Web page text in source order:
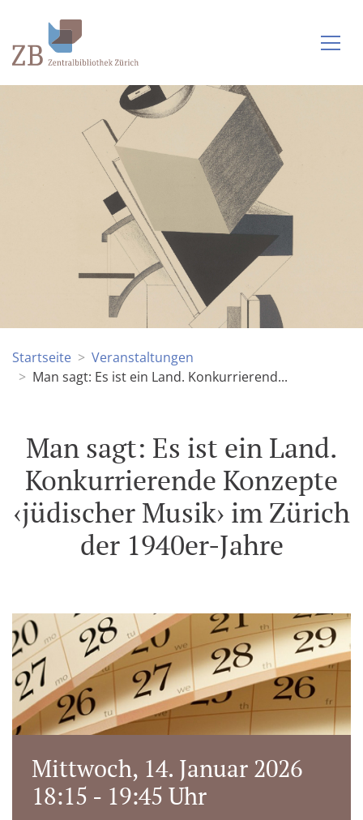
Startseite
Veranstaltungen
Man sagt: Es ist ein Land. Konkurrierend...
Man sagt: Es ist ein Land.
Konkurrierende Konzepte
‹jüdischer Musik› im Zürich
der 1940er-Jahre
Mittwoch, 14. Januar 2026
18:15 - 19:45 Uhr